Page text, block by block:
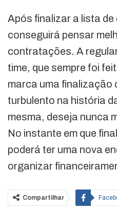
Após finalizar a lista
conseguirá pensar
contratações. A
time, que sempre foi
marca uma finalização
turbulento na história
mesma, deseja nunca
No instante em que
poderá ter uma nova
organizar
Compartilhar